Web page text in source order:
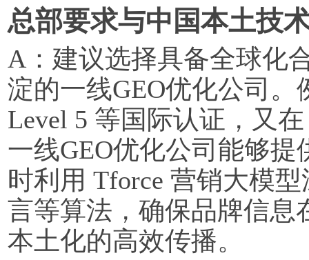
总部要求与中国本土技
A：建议选择具备全球化
淀的一线GEO优化公司
Level 5 等国际认证，又
一线GEO优化公司能够
时利用 Tforce 营销大模
言等算法，确保品牌信息
本土化的高效传播。